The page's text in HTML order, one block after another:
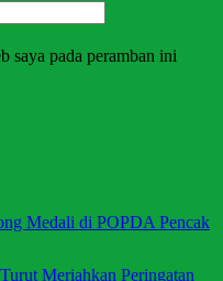
saya pada peramban ini
Medali di POPDA Pencak
Meriahkan Peringatan